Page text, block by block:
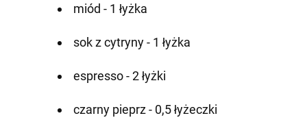
miód - 1 łyżka
sok z cytryny - 1 łyżka
espresso - 2 łyżki
czarny pieprz - 0,5 łyżeczki